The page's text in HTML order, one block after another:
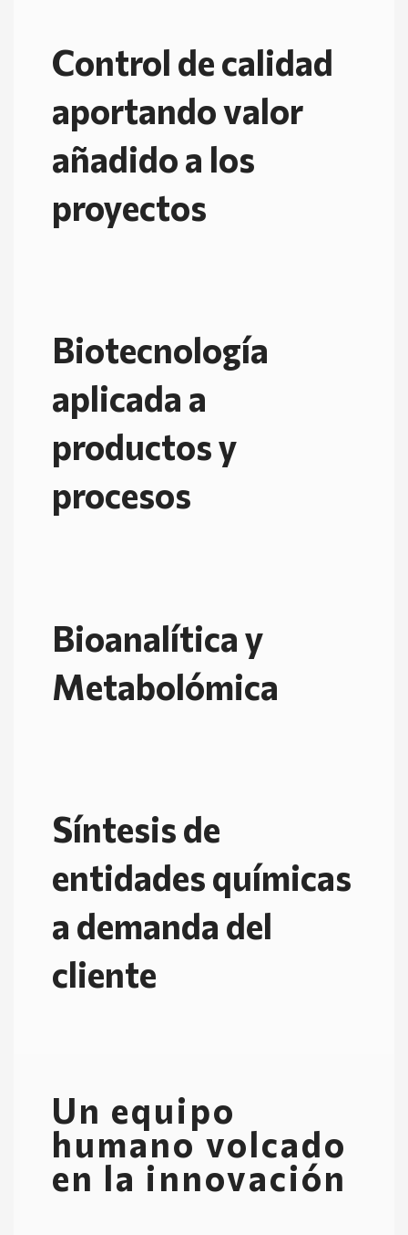
Control de calidad
aportando valor
añadido a los
proyectos
Biotecnología
aplicada a
productos y
procesos
Bioanalítica y
Metabolómica
Síntesis de
entidades químicas
a demanda del
cliente
Un equipo
humano volcado
en la innovación​